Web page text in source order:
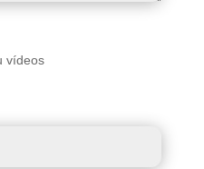
vídeos